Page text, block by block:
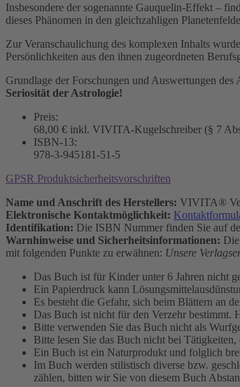
Insbesondere der sogenannte Gauquelin-Effekt –
dieses Phänomen in den gleichzahligen
Zur Veranschaulichung des komplexen Inhalts
Persönlichkeiten aus den ihnen zugeordneten
Grundlage der Forschungen und Auswertungen
Seriosität der Astrologie!
Preis:
68,00 € inkl. VIVITA-Kugelschreiber (§ 7
ISBN-13:
978-3-945181-51-5
GPSR Produktsicherheitsvorschriften
Name und Anschrift des Herstellers: VIVITA®
Elektronische Kontaktmöglichkeit:
Identifikation: Die ISBN Nummer finden Sie auf
Warnhinweise und Sicherheitsinformationen:
mit folgenden Punkte zu erwähnen: Unsere
Das Buch ist für Kinder unter 6 Jahren nicht
Ein Papierdruck kann
Es besteht die Gefahr, sich beim Blättern an
Das Buch ist nicht für den Verzehr bestimmt.
Bitte verwenden Sie das Buch nicht als
Bitte lesen Sie das Buch nicht bei
Ein Buch ist ein Naturprodukt und folglich
Im Buch werden stilistisch diverse bzw.
zählen, bitten wir Sie von diesem Buch